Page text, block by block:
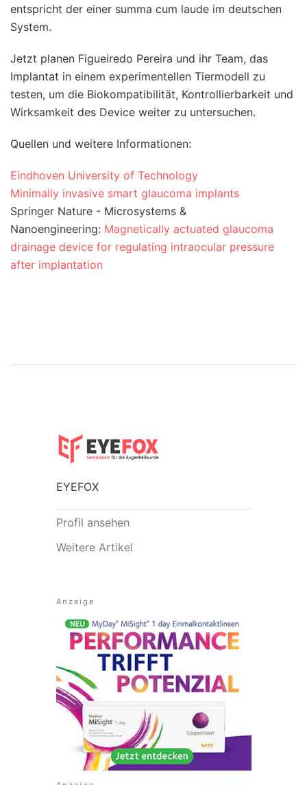
entspricht der einer summa cum laude im deutschen
System.
Jetzt planen Figueiredo Pereira und ihr Team, das
Implantat in einem experimentellen Tiermodell zu
testen, um die Biokompatibilität, Kontrollierbarkeit und
Wirksamkeit des Device weiter zu untersuchen.
Quellen und weitere Informationen:
Eindhoven University of Technology
Minimally invasive smart glaucoma implants
Springer Nature - Microsystems &
Nanoengineering: Magnetically actuated glaucoma
drainage device for regulating intraocular pressure
after implantation
EYEFOX
Profil ansehen
Weitere Artikel